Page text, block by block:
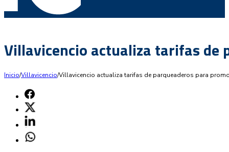
Villavicencio actualiza tarifas de
Inicio/Villavicencio/Villavicencio actualiza tarifas de parqueaderos para